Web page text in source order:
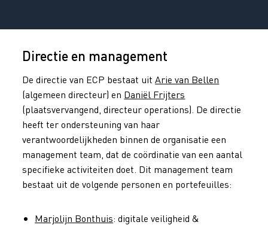
Directie en management
De directie van ECP bestaat uitArie van Bellen
(algemeen directeur) en Daniël Frijters
(plaatsvervangend, directeur operations). De directie
heeft ter ondersteuning van haar
verantwoordelijkheden binnen de organisatie een
management team, dat de coördinatie van een aantal
specifieke activiteiten doet. Dit management team
bestaat uit de volgende personen en portefeuilles:
Marjolijn Bonthuis: digitale veiligheid &